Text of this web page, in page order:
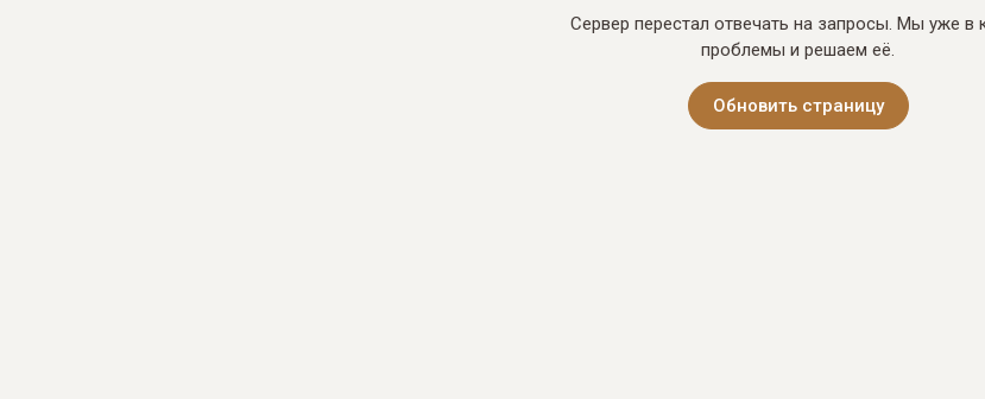
Сервер перестал отвечать на запросы. Мы уже в
проблемы и решаем её.
Обновить страницу